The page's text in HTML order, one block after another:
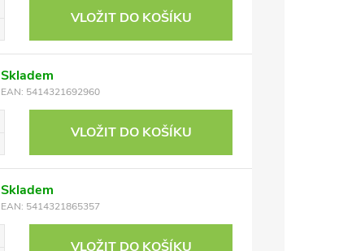
VLOŽIT DO KOŠÍKU
Skladem
EAN: 5414321692960
VLOŽIT DO KOŠÍKU
Skladem
EAN: 5414321865357
VLOŽIT DO KOŠÍKU